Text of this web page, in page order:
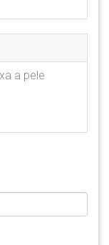
a pele